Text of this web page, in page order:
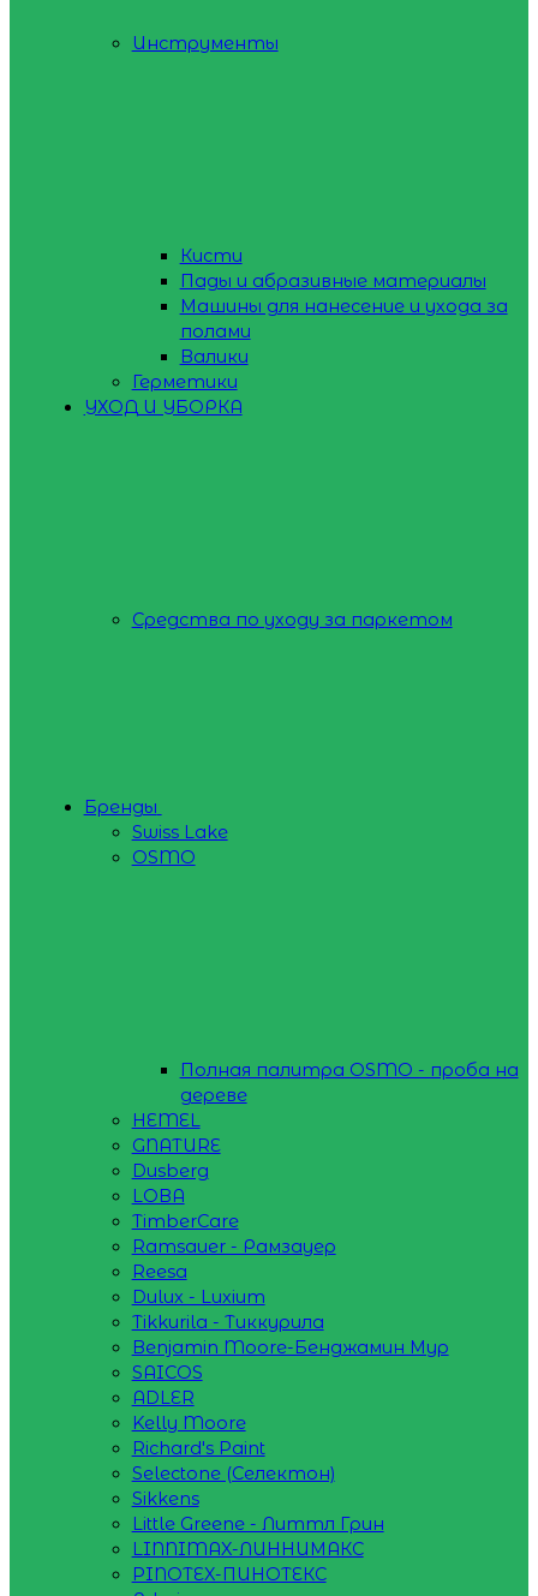
Инструменты
Кисти
Пады и абразивные материалы
Машины для нанесение и ухода за
полами
Валики
Герметики
УХОД И УБОРКА
Средства по уходу за паркетом
Бренды
Swiss Lake
OSMO
Полная палитра OSMO - проба на
дереве
HEMEL
GNATURE
Dusberg
LOBA
TimberCare
Ramsauer - Рамзауер
Reesa
Dulux - Luxium
Tikkurila - Тиккурила
Benjamin Moore-Бенджамин Мур
SAICOS
ADLER
Kelly Moore
Richard's Paint
Selectone (Селектон)
Sikkens
Little Greene - Литтл Грин
LINNIMAX-ЛИННИМАКС
PINOTEX-ПИНОТЕКС